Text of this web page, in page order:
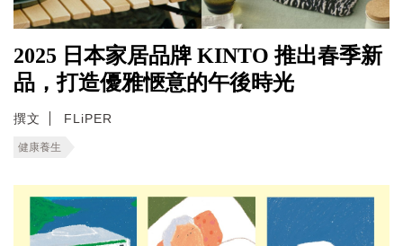
2025 日本家居品牌 KINTO 推出春季新
品，打造優雅愜意的午後時光
撰文 FLiPER
健康養生